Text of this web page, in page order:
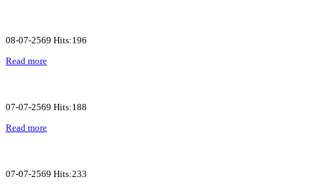
08-07-2569 Hits:196
Read more
07-07-2569 Hits:188
Read more
07-07-2569 Hits:233